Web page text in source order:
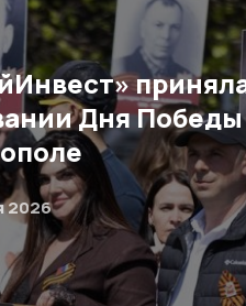
Дня Победы
2026